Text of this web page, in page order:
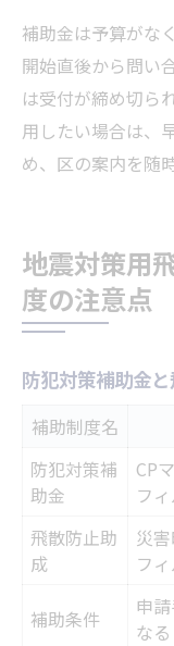
補助金は予算がな
開始直後から問い
は受付が締め切ら
用したい場合は、
め、区の案内を随
地震対策用
度の注意点
防犯対策補助金
補助制度名
防犯対策補
助金
CP
フ
飛散防止助
成
災
フ
補助条件
申
なる